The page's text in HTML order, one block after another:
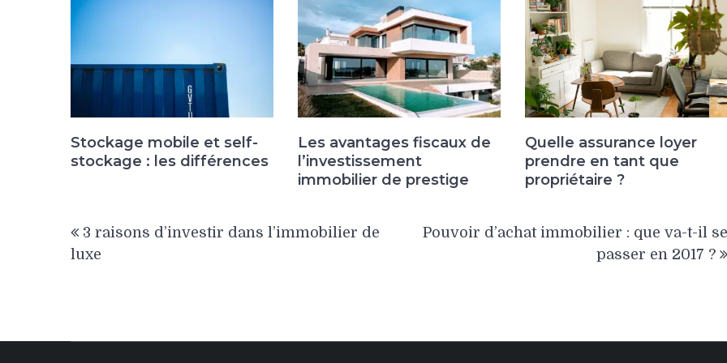
Stockage mobile et self-
stockage : les différences
Les avantages fiscaux de
l’investissement
immobilier de prestige
Quelle assurance loyer
prendre en tant que
propriétaire ?
de
3 raisons d’investir dans l’immobilier de
luxe
Pouvoir d’achat immobilier : que va-t-il se
passer en 2017 ?